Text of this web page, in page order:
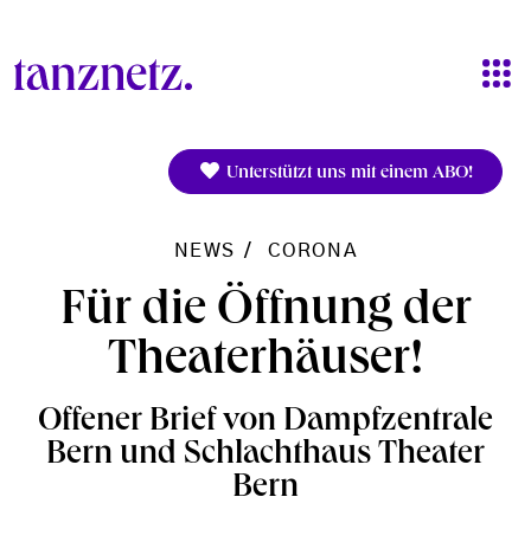
Unterstützt uns mit einem ABO!
NEWS CORONA
Für die Öffnung der
Theaterhäuser!
Offener Brief von Dampfzentrale
Bern und Schlachthaus Theater
Bern